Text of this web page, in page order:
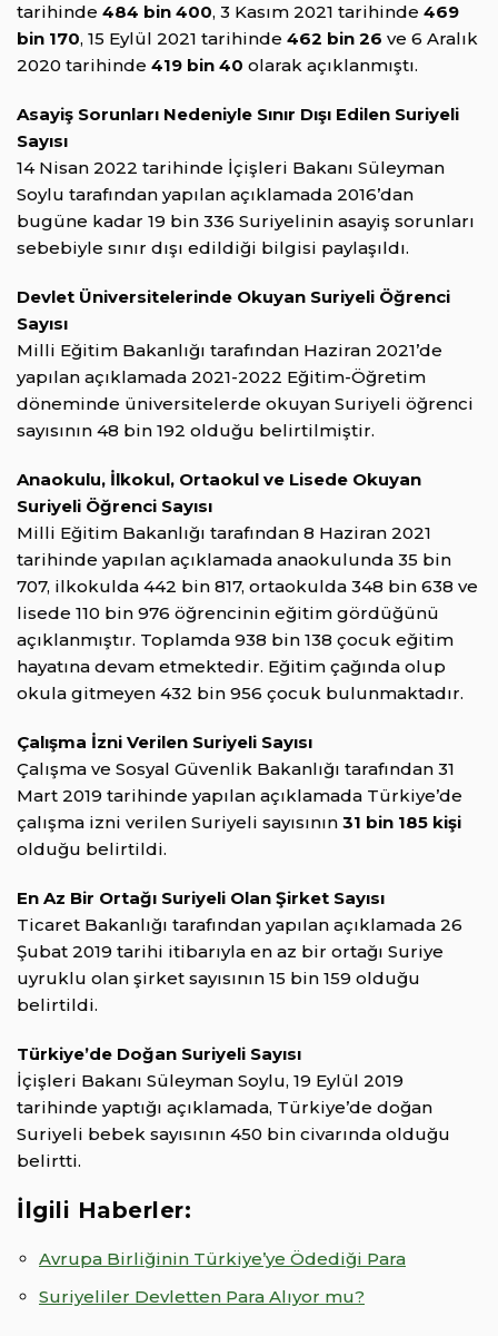
tarihinde 484 bin 400, 3 Kasım 2021 tarihinde 469
bin 170, 15 Eylül 2021 tarihinde 462 bin 26 ve 6 Aralık
2020 tarihinde 419 bin 40 olarak açıklanmıştı.
Asayiş Sorunları Nedeniyle Sınır Dışı Edilen Suriyeli
Sayısı
14 Nisan 2022 tarihinde İçişleri Bakanı Süleyman
Soylu tarafından yapılan açıklamada 2016’dan
bugüne kadar 19 bin 336 Suriyelinin asayiş sorunları
sebebiyle sınır dışı edildiği bilgisi paylaşıldı.
Devlet Üniversitelerinde Okuyan Suriyeli Öğrenci
Sayısı
Milli Eğitim Bakanlığı tarafından Haziran 2021’de
yapılan açıklamada 2021-2022 Eğitim-Öğretim
döneminde üniversitelerde okuyan Suriyeli öğrenci
sayısının 48 bin 192 olduğu belirtilmiştir.
Anaokulu, İlkokul, Ortaokul ve Lisede Okuyan
Suriyeli Öğrenci Sayısı
Milli Eğitim Bakanlığı tarafından 8 Haziran 2021
tarihinde yapılan açıklamada anaokulunda 35 bin
707, ilkokulda 442 bin 817, ortaokulda 348 bin 638 ve
lisede 110 bin 976 öğrencinin eğitim gördüğünü
açıklanmıştır. Toplamda 938 bin 138 çocuk eğitim
hayatına devam etmektedir. Eğitim çağında olup
okula gitmeyen 432 bin 956 çocuk bulunmaktadır.
Çalışma İzni Verilen Suriyeli Sayısı
Çalışma ve Sosyal Güvenlik Bakanlığı tarafından 31
Mart 2019 tarihinde yapılan açıklamada Türkiye’de
çalışma izni verilen Suriyeli sayısının 31 bin 185 kişi
olduğu belirtildi.
En Az Bir Ortağı Suriyeli Olan Şirket Sayısı
Ticaret Bakanlığı tarafından yapılan açıklamada 26
Şubat 2019 tarihi itibarıyla en az bir ortağı Suriye
uyruklu olan şirket sayısının 15 bin 159 olduğu
belirtildi.
Türkiye’de Doğan Suriyeli Sayısı
İçişleri Bakanı Süleyman Soylu, 19 Eylül 2019
tarihinde yaptığı açıklamada, Türkiye’de doğan
Suriyeli bebek sayısının 450 bin civarında olduğu
belirtti.
İlgili Haberler:
Avrupa Birliğinin Türkiye’ye Ödediği Para
Suriyeliler Devletten Para Alıyor mu?